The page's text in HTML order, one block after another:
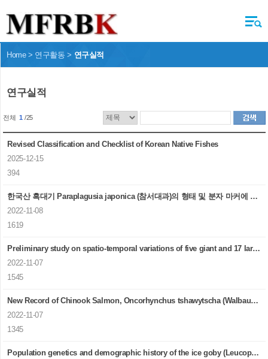
연구실적
Home > 연구활동 > 연구실적
전체 1 /25
Revised Classification and Checklist of Korean Native Fishes
2025-12-15
394
한국산 흑대기 Paraplagusia japonica (참서대과)의 형태 및 분자 마커에 의한 집단구조
2022-11-08
1619
Preliminary study on spatio-temporal variations of five giant and 17 large fish species around the Korean peninsula from 2011 to 2016
2022-11-07
1545
New Record of Chinook Salmon, Oncorhynchus tshawytscha (Walbaum, 1792) (Salmoniformes: Salmonidae) from Sokcho, Korea
2022-11-07
1345
Population genetics and demographic history of the ice goby (Leucopsarion petersii) in the Northwest Pacifc